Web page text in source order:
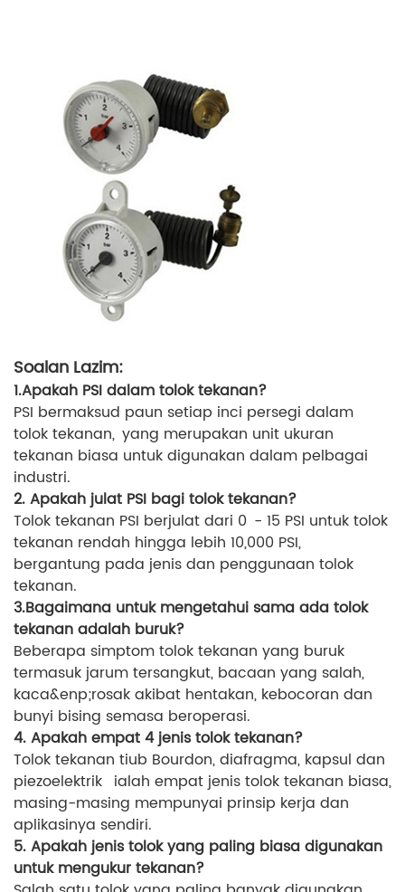
Soalan Lazim:
1.Apakah PSI dalam tolok tekanan?
PSI bermaksud paun setiap inci persegi dalam
tolok tekanan, yang merupakan unit ukuran
tekanan biasa untuk digunakan dalam pelbagai
industri.
2. Apakah julat PSI bagi tolok tekanan?
Tolok tekanan PSI berjulat dari 0 - 15 PSI untuk tolok
tekanan rendah hingga lebih 10,000 PSI,
bergantung pada jenis dan penggunaan tolok
tekanan.
3.Bagaimana untuk mengetahui sama ada tolok
tekanan adalah buruk?
Beberapa simptom tolok tekanan yang buruk
termasuk jarum tersangkut, bacaan yang salah,
kaca&enp;rosak akibat hentakan, kebocoran dan
bunyi bising semasa beroperasi.
4. Apakah empat 4 jenis tolok tekanan?
Tolok tekanan tiub Bourdon, diafragma, kapsul dan
piezoelektrik ialah empat jenis tolok tekanan biasa,
masing-masing mempunyai prinsip kerja dan
aplikasinya sendiri.
5. Apakah jenis tolok yang paling biasa digunakan
untuk mengukur tekanan?